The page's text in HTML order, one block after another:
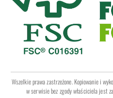
Wszelkie prawa zastrzeżone. Kopiowanie i
w serwisie bez zgody właściciela jest